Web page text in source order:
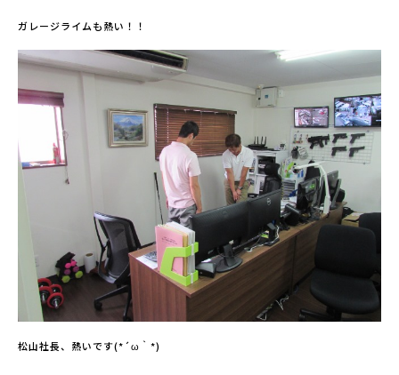
ガレージライムも熱い！！
松山社長、熱いです(*´ω｀*)